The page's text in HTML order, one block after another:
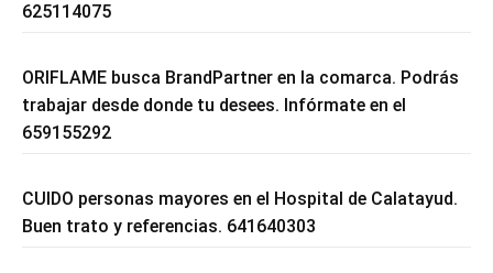
625114075
ORIFLAME busca BrandPartner en la comarca. Podrás
trabajar desde donde tu desees. Infórmate en el
659155292
CUIDO personas mayores en el Hospital de Calatayud.
Buen trato y referencias. 641640303